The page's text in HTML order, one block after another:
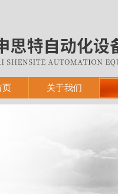
页 关于我们